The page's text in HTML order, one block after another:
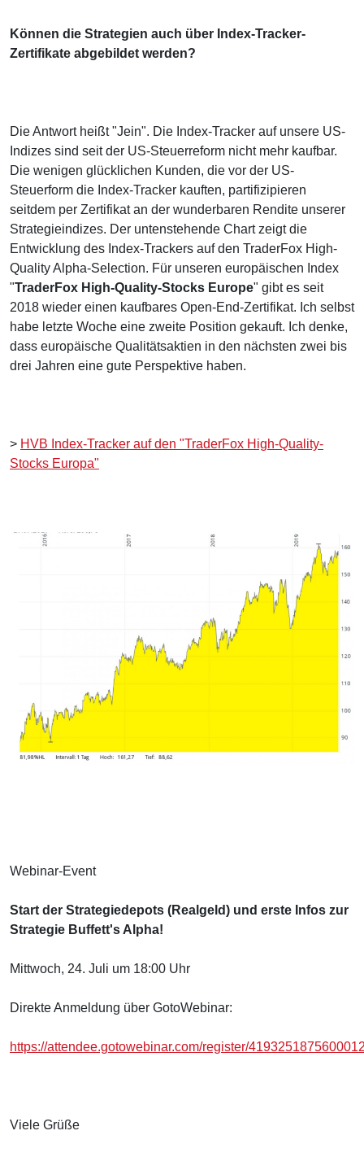
Können die Strategien auch über Index-Tracker-
Zertifikate abgebildet werden?
Die Antwort heißt "Jein". Die Index-Tracker auf unsere US-
Indizes sind seit der US-Steuerreform nicht mehr kaufbar.
Die wenigen glücklichen Kunden, die vor der US-
Steuerform die Index-Tracker kauften, partifizipieren
seitdem per Zertifikat an der wunderbaren Rendite unserer
Strategieindizes. Der untenstehende Chart zeigt die
Entwicklung des Index-Trackers auf den TraderFox High-
Quality Alpha-Selection. Für unseren europäischen Index
"TraderFox High-Quality-Stocks Europe" gibt es seit
2018 wieder einen kaufbares Open-End-Zertifikat. Ich selbst
habe letzte Woche eine zweite Position gekauft. Ich denke,
dass europäische Qualitätsaktien in den nächsten zwei bis
drei Jahren eine gute Perspektive haben.
> HVB Index-Tracker auf den "TraderFox High-Quality-
Stocks Europa"
Webinar-Event
Start der Strategiedepots (Realgeld) und erste Infos zur
Strategie Buffett's Alpha!
Mittwoch, 24. Juli um 18:00 Uhr
Direkte Anmeldung über GotoWebinar:
https://attendee.gotowebinar.com/register/
Viele Grüße